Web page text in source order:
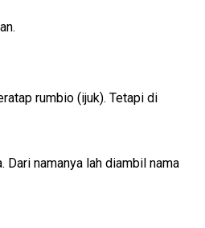
rumbio (ijuk). Tetapi di
namanya lah diambil nama